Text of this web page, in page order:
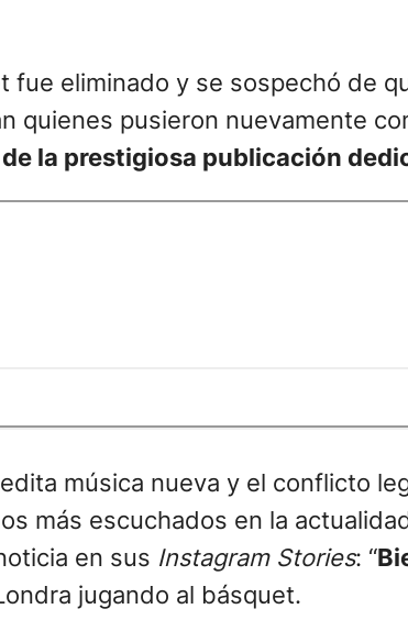
fue eliminado y se sospechó de
quienes pusieron nuevamente
la prestigiosa publicación
música nueva y el conflicto
más escuchados en la
en sus Instagram Stories: “
jugando al básquet.